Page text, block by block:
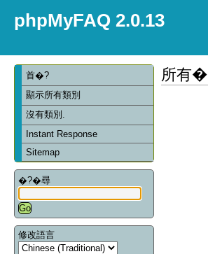
phpMyFAQ 2.0.13
首�?
顯示所有類別
沒有類別.
Instant Response
Sitemap
�?�尋
修改語言
所有